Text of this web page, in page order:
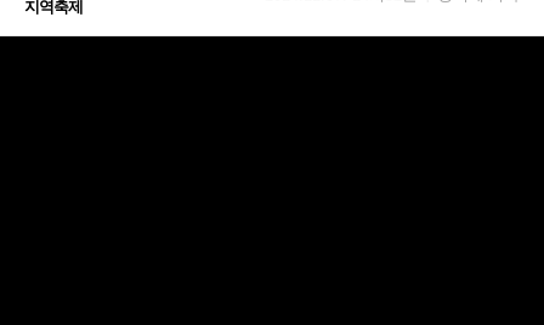
지역축제